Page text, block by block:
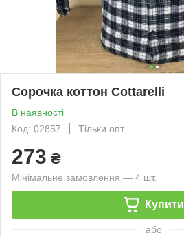
Сорочка коттон Cottarelli
В наявності
Код: 02857
Тільки опт
273 ₴
Мінімальне замовлення — 4 шт.
Купити
або